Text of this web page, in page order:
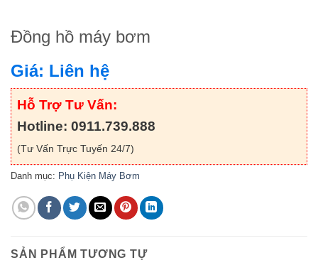
Đồng hồ máy bơm
Giá: Liên hệ
Hỗ Trợ Tư Vấn:
Hotline: 0911.739.888
(Tư Vấn Trực Tuyến 24/7)
Danh mục: Phụ Kiện Máy Bơm
SẢN PHẨM TƯƠNG TỰ